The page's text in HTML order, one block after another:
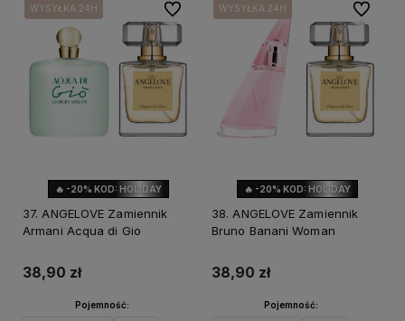
🔥 -20% KOD: HOLIDAY
WYSYŁKA 24H
WYSYŁKA 24H
37. ANGELOVE Zamiennik
Armani Acqua di Gio
38,90 zł
Pojemność:
Do ulubionych
🔥 -20% KOD: HOLIDAY
WYSYŁKA 24H
WYSYŁKA 24H
WYSYŁKA 24H
WYSYŁKA 24H
WYSYŁKA 24H
38. ANGELOVE Zamiennik
Bruno Banani Woman
38,90 zł
Pojemność:
Do